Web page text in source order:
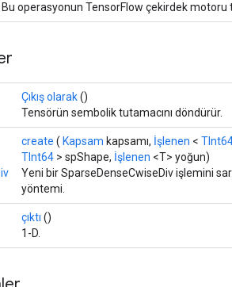
Bu operasyonun TensorFlow çekirdek motoru
Çıkış olarak()
Tensörün sembolik tutamacını döndürür.
create ( Kapsam kapsamı, İşlenen <
TInt64 > spShape, İşlenen <T> yoğun)
Yeni bir SparseDenseCwiseDiv işlemini
yöntemi.
çıktı ()
1-D.